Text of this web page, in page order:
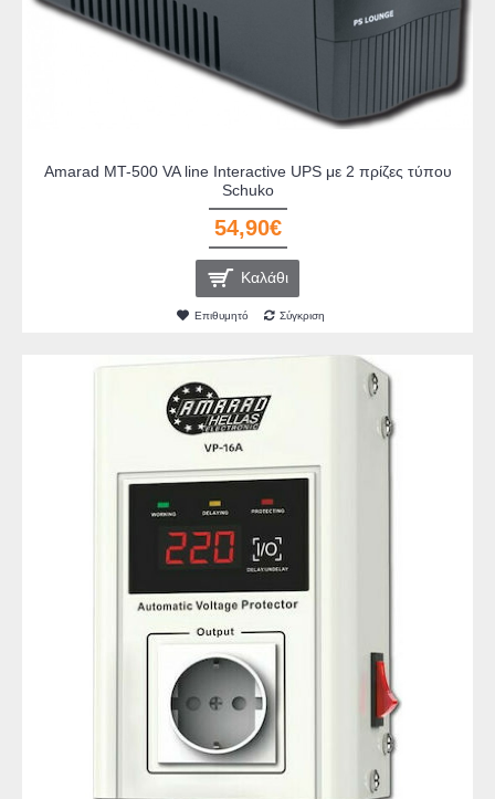
Amarad MT-500 VA line Interactive UPS με 2 πρίζες τύπου
Schuko
54,90€
Καλάθι
Επιθυμητό Σύγκριση